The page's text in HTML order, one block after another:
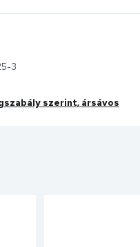
3
szerint, ársávos